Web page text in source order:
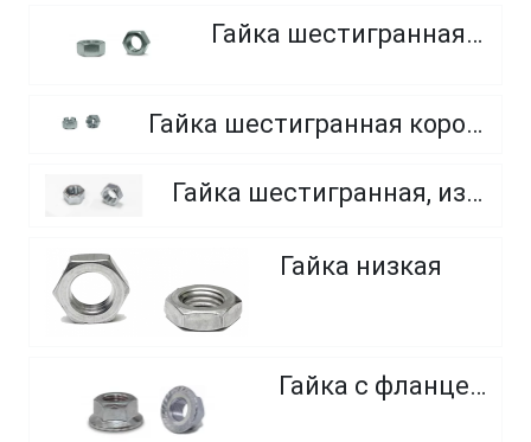
Гайка шестигранная, мелкий шаг
Гайка шестигранная корончатая прорезная, класс прочности 6.0, 8.0 и 10.0
Гайка шестигранная, из нержавеющей стали A2 и A4
Гайка низкая
Гайка с фланцем